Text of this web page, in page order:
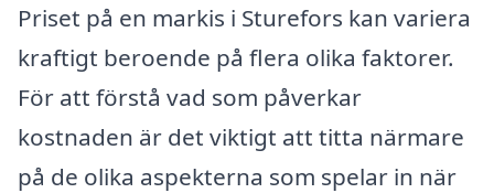
Priset på en markis i Sturefors kan variera
kraftigt beroende på flera olika faktorer.
För att förstå vad som påverkar
kostnaden är det viktigt att titta närmare
på de olika aspekterna som spelar in när